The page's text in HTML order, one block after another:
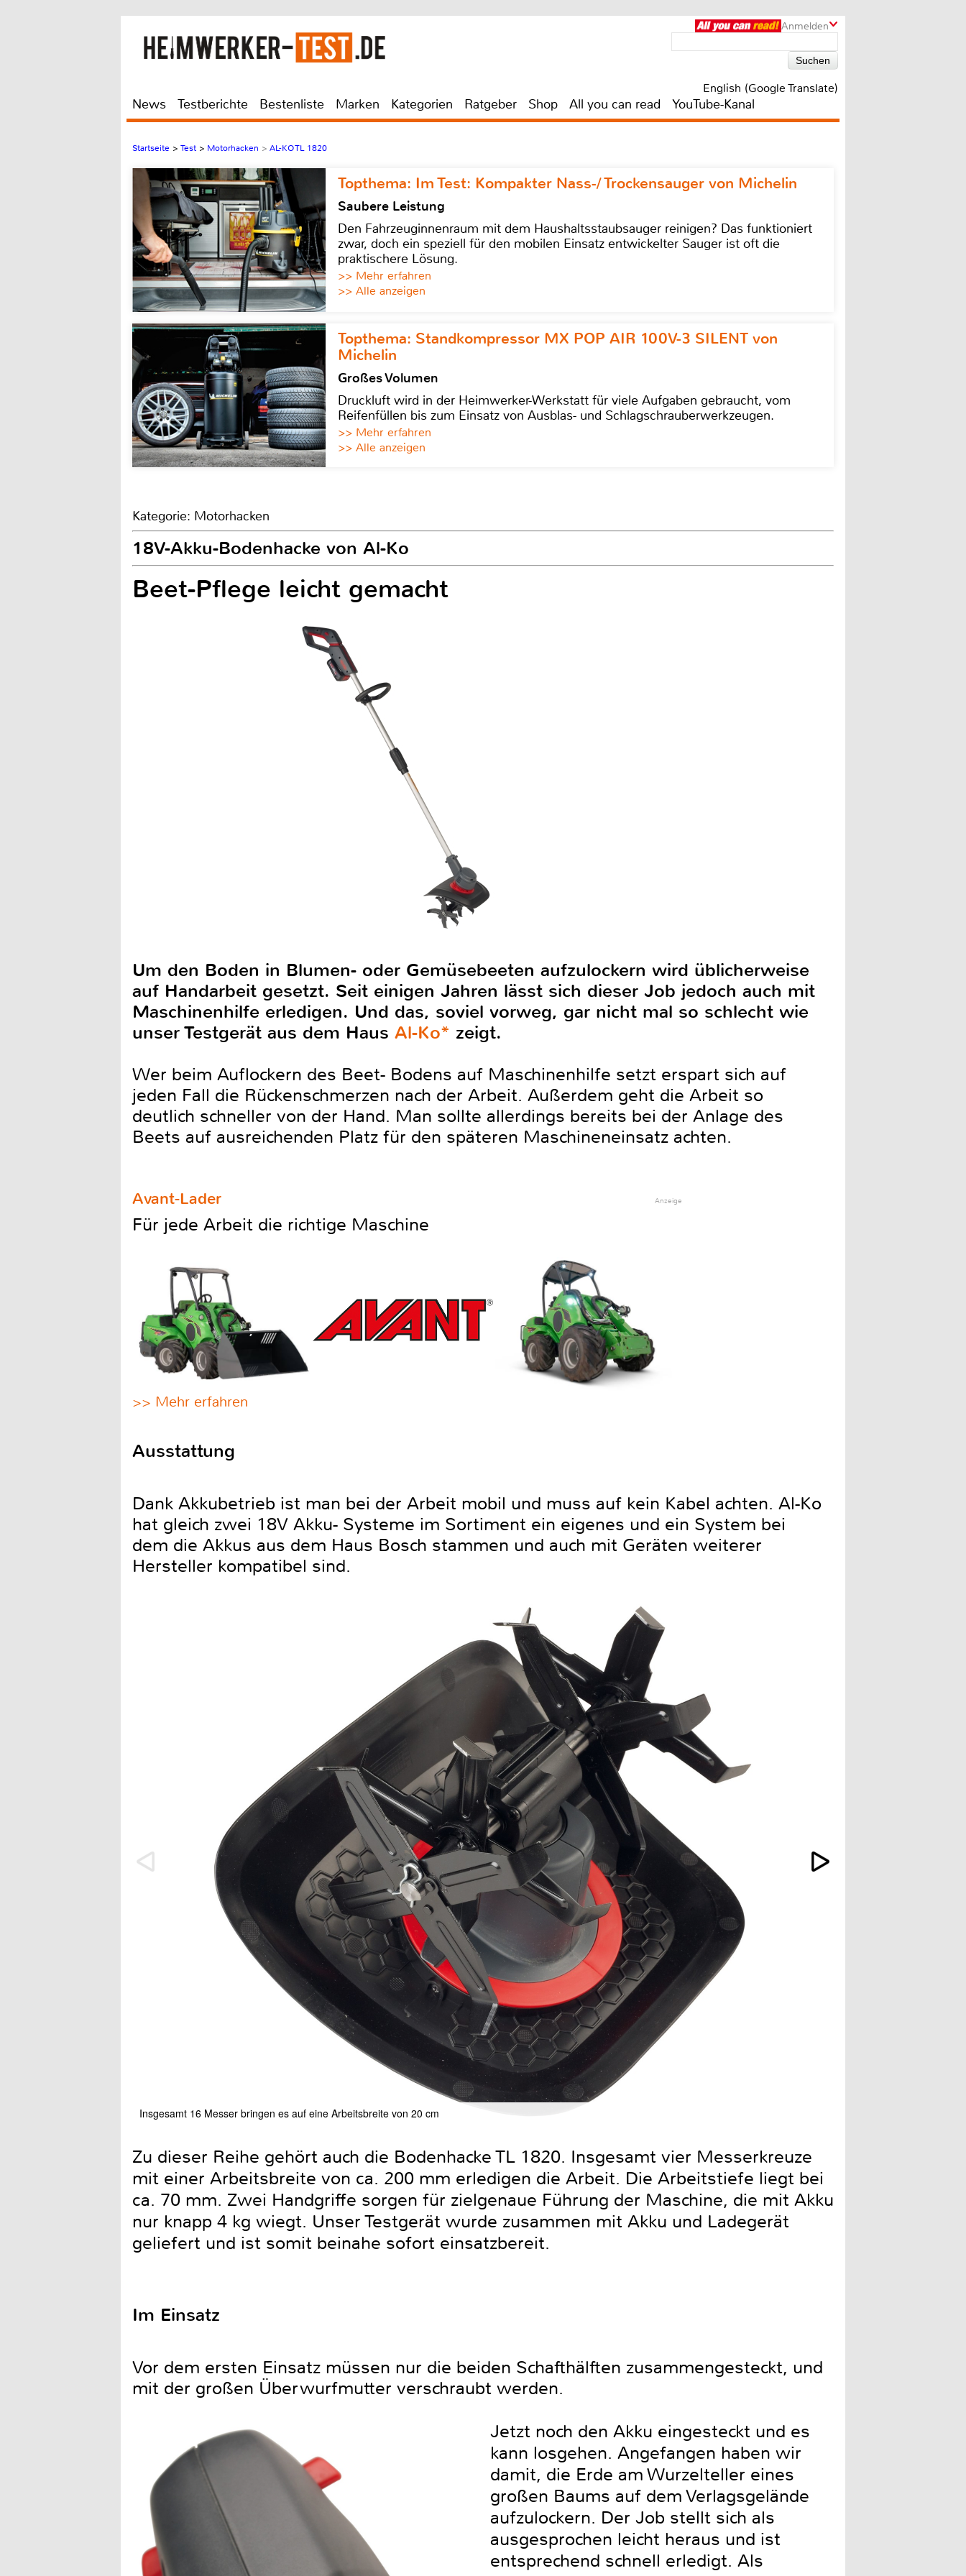
Anmelden
English (Google Translate)
News Testberichte Bestenliste Marken Kategorien Ratgeber Shop All you can read YouTube-Kanal
Startseite > Test > Motorhacken > AL-KO TL 1820
Topthema: Im Test: Kompakter Nass-/ Trockensauger von Michelin
Saubere Leistung
Den Fahrzeuginnenraum mit dem Haushaltsstaubsauger reinigen? Das funktioniert
zwar, doch ein speziell für den mobilen Einsatz entwickelter Sauger ist oft die
praktischere Lösung.
>> Mehr erfahren
>> Alle anzeigen
Topthema: Standkompressor MX POP AIR 100V-3 SILENT von
Michelin
Großes Volumen
Druckluft wird in der Heimwerker-Werkstatt für viele Aufgaben gebraucht, vom
Reifenfüllen bis zum Einsatz von Ausblas- und Schlagschrauberwerkzeugen.
>> Mehr erfahren
>> Alle anzeigen
Kategorie: Motorhacken
18V-Akku-Bodenhacke von Al-Ko
Beet-Pflege leicht gemacht
Um den Boden in Blumen- oder Gemüsebeeten aufzulockern wird üblicherweise
auf Handarbeit gesetzt. Seit einigen Jahren lässt sich dieser Job jedoch auch mit
Maschinenhilfe erledigen. Und das, soviel vorweg, gar nicht mal so schlecht wie
unser Testgerät aus dem Haus Al-Ko* zeigt.
Wer beim Auflockern des Beet- Bodens auf Maschinenhilfe setzt erspart sich auf
jeden Fall die Rückenschmerzen nach der Arbeit. Außerdem geht die Arbeit so
deutlich schneller von der Hand. Man sollte allerdings bereits bei der Anlage des
Beets auf ausreichenden Platz für den späteren Maschineneinsatz achten.
Anzeige
Avant-Lader
Für jede Arbeit die richtige Maschine
>> Mehr erfahren
Ausstattung
Dank Akkubetrieb ist man bei der Arbeit mobil und muss auf kein Kabel achten. Al-Ko
hat gleich zwei 18V Akku- Systeme im Sortiment ein eigenes und ein System bei
dem die Akkus aus dem Haus Bosch stammen und auch mit Geräten weiterer
Hersteller kompatibel sind.
Insgesamt 16 Messer bringen es auf eine Arbeitsbreite von 20 cm
Zu dieser Reihe gehört auch die Bodenhacke TL 1820. Insgesamt vier Messerkreuze
mit einer Arbeitsbreite von ca. 200 mm erledigen die Arbeit. Die Arbeitstiefe liegt bei
ca. 70 mm. Zwei Handgriffe sorgen für zielgenaue Führung der Maschine, die mit Akku
nur knapp 4 kg wiegt. Unser Testgerät wurde zusammen mit Akku und Ladegerät
geliefert und ist somit beinahe sofort einsatzbereit.
Im Einsatz
Vor dem ersten Einsatz müssen nur die beiden Schafthälften zusammengesteckt, und
mit der großen Überwurfmutter verschraubt werden.
Jetzt noch den Akku eingesteckt und es
kann losgehen. Angefangen haben wir
damit, die Erde am Wurzelteller eines
großen Baums auf dem Verlagsgelände
aufzulockern. Der Job stellt sich als
ausgesprochen leicht heraus und ist
entsprechend schnell erledigt. Als